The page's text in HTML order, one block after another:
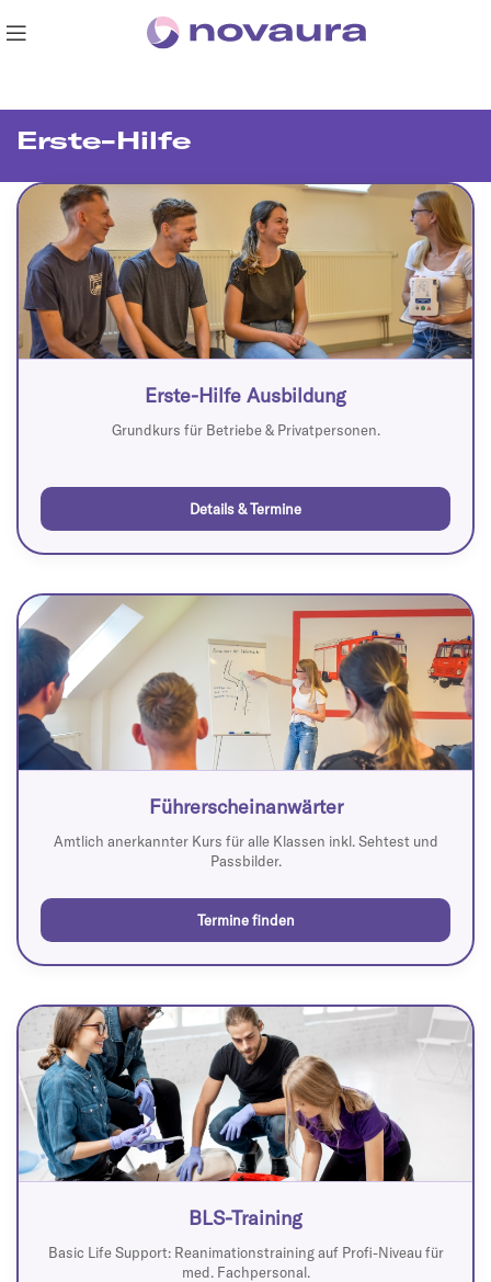
Erste-Hilfe
Erste-Hilfe Ausbildung
Grundkurs für Betriebe & Privatpersonen.
Details & Termine
Führerscheinanwärter
Amtlich anerkannter Kurs für alle Klassen inkl. Sehtest und
Passbilder.
Termine finden
BLS-Training
Basic Life Support: Reanimationstraining auf Profi-Niveau für
med. Fachpersonal.